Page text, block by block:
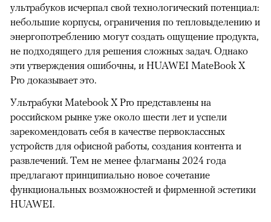
ультрабуков исчерпал свой технологический потенциал:
небольшие корпусы, ограничения по тепловыделению и
энергопотреблению могут создать ощущение продукта,
не подходящего для решения сложных задач. Однако
эти утверждения ошибочны, и HUAWEI MateBook X
Pro доказывает это.
Ультрабуки Matebook X Pro представлены на
российском рынке уже около шести лет и успели
зарекомендовать себя в качестве первоклассных
устройств для офисной работы, создания контента и
развлечений. Тем не менее флагманы 2024 года
предлагают принципиально новое сочетание
функциональных возможностей и фирменной эстетики
HUAWEI.